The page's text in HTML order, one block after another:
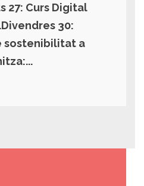
27: Curs Digital
30:
sostenibilitat a